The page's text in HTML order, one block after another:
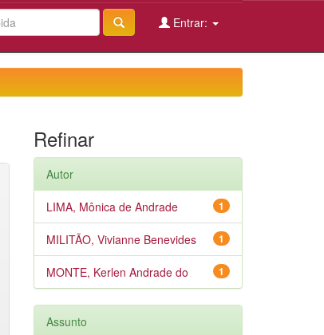
Entrar:
Refinar
Autor
1
LIMA, Mônica de Andrade
1
MILITÃO, Vivianne Benevides
1
MONTE, Kerlen Andrade do
Assunto